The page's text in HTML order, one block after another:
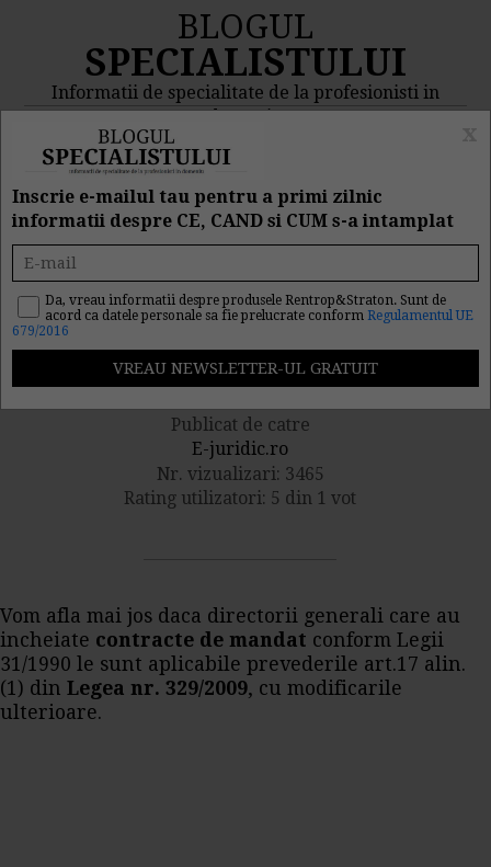
BLOGUL
SPECIALISTULUI
Informatii de specialitate de la profesionisti in
domeniu
MENIU
Cumulul pensiei cu
salariul la contractele de
mandat
Publicat de catre
E-juridic.ro
Nr. vizualizari: 3465
Rating utilizatori: 5 din 1 vot
Vom afla mai jos daca directorii generali care au
incheiate contracte de mandat conform Legii
31/1990 le sunt aplicabile prevederile art.17 alin.
(1) din Legea nr. 329/2009, cu modificarile
ulterioare.
Inscrie e-mailul tau pentru a primi zilnic
informatii despre CE, CAND si CUM s-a intamplat
Da, vreau informatii despre produsele Rentrop&Straton. Sunt de
acord ca datele personale sa fie prelucrate conform Regulamentul UE
679/2016